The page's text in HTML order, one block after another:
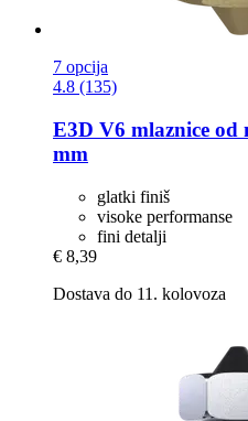
7 opcija
4.8 (135)
E3D V6 mlaznice od
mm
glatki finiš
visoke performanse
fini detalji
€ 8,39
Dostava do 11. kolovoza